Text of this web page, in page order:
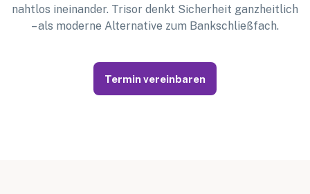
nahtlos ineinander. Trisor denkt Sicherheit ganzheitlich
– als moderne Alternative zum Bankschließfach.
Termin vereinbaren